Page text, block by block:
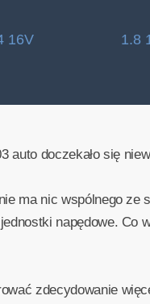
16V 1.8
auto doczekało się
ma nic wspólnego ze
napędowe.
zdecydowanie